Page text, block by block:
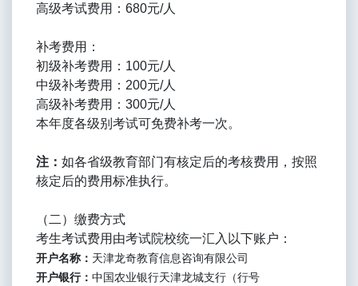
高级考试费用：680元/人
补考费用：
初级补考费用：100元/人
中级补考费用：200元/人
高级补考费用：300元/人
本年度各级别考试可免费补考一次。
注： 如各省级教育部门有核定后的考核费用，按照
核定后的费用标准执行。
（二）缴费方式
考生考试费用由考试院校统一汇入以下账户：
开户名称： 天津龙奇教育信息咨询有限公司
开户银行： 中国农业银行天津龙城支行（行号